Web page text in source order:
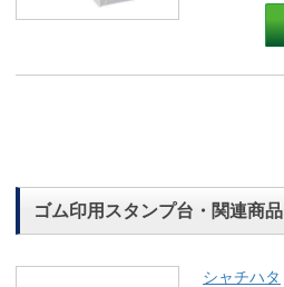
ゴム印用スタンプ台・関連商品
シャチハタ